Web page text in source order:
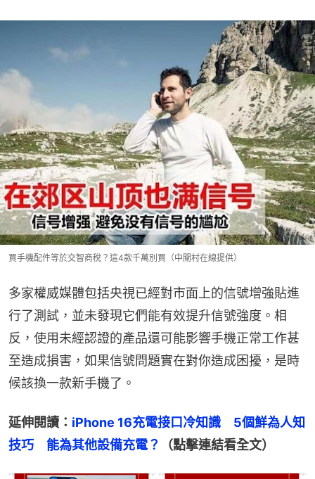
買手機配件等於交智商稅？這4款千萬別買（中關村在線提供）
多家權威媒體包括央視已經對市面上的信號增強貼進
行了測試，並未發現它們能有效提升信號強度。相
反，使用未經認證的產品還可能影響手機正常工作甚
至造成損害，如果信號問題實在對你造成困擾，是時
候該換一款新手機了。
延伸閱讀： iPhone 16充電接口冷知識　5個鮮為人知
技巧　能為其他設備充電？
（點擊連結看全文）